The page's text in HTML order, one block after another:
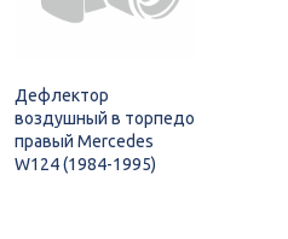
Дефлектор
воздушный в торпедо
правый Mercedes
W124 (1984-1995)